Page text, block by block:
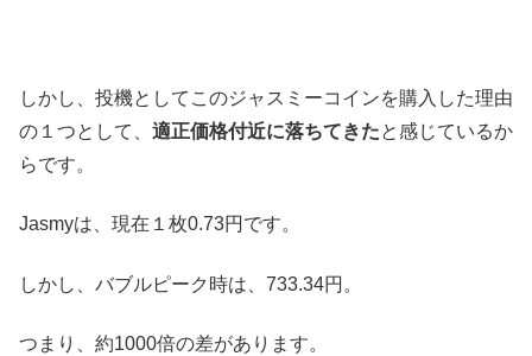
しかし、投機としてこのジャスミーコインを購入した理由
の１つとして、 適正価格付近に落ちてきたと感じているか
らです。
Jasmyは、現在１枚0.73円です。
しかし、バブルピーク時は、733.34円。
つまり、約1000倍の差があります。